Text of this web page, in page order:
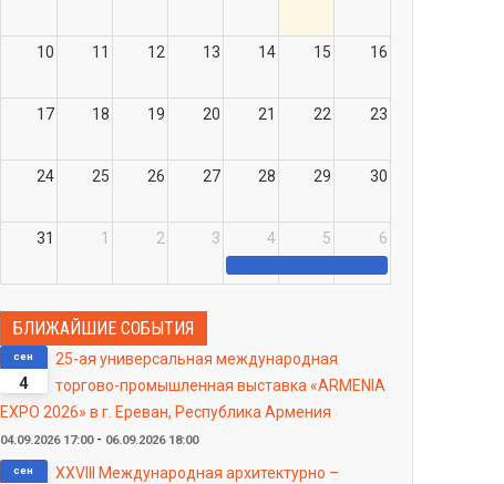
10 11 12 13 14 15 16
17 18 19 20 21 22 23
24 25 26 27 28 29 30
31 1 2 3 4 5 6
БЛИЖАЙШИЕ СОБЫТИЯ
4
сен
25-ая универсальная международная
торгово-промышленная выставка «ARMENIA
EXPO 2026» в г. Ереван, Республика Армения
04.09.2026 17:00 - 06.09.2026 18:00
сен
XXVIII Международная архитектурно –